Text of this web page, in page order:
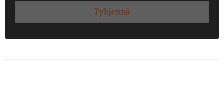
Tyhjennä